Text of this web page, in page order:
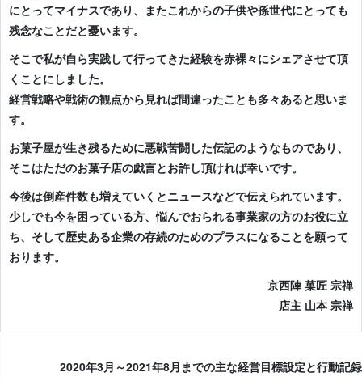
にとってマイナスであり、またこれからの子供や孫世代にとっても
残念なことだと憂います。
そこで私が自ら実践して行ってきた経験を赤裸々にシェアさせて頂
くことにしました。
経営戦略や戦術の観点から見れば間違ったことも多々あると思いま
す。
お菓子屋が生き残るために悪戦苦闘した伝記のようなものであり、
そこはただのお菓子店の戯言とお許し頂ければ幸いです。
今後は倒産件数も増えていくとニュースなどで伝えられています。
少しでも今を困っている方、悩んでおられる事業家の方のお役に立
ち、そして歴史ある企業の存続のためのプラスになることを願って
おります。
京西陣 菓匠 宗禅
店主 山本 宗禅
2020年3月～2021年8月までの主な経営目標設定と行動記録